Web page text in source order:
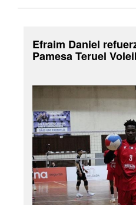
Efraim Daniel
Pamesa Teruel